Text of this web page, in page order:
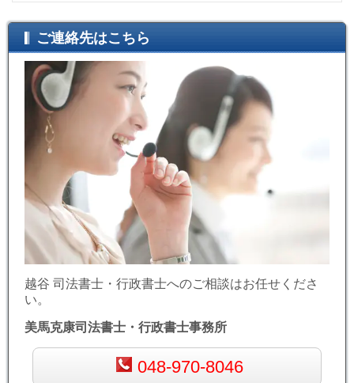
ご連絡先はこちら
越谷 司法書士・行政書士へのご相談はお任せくださ
い。
美馬克康司法書士・行政書士事務所
048-970-8046